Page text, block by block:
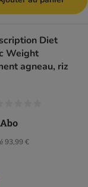
Diet
Weight
agneau, riz
93,99 €